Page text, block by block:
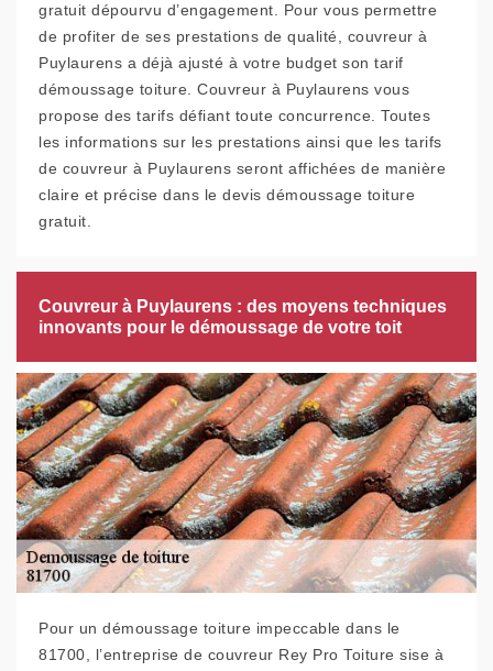
gratuit dépourvu d’engagement. Pour vous permettre
de profiter de ses prestations de qualité, couvreur à
Puylaurens a déjà ajusté à votre budget son tarif
démoussage toiture. Couvreur à Puylaurens vous
propose des tarifs défiant toute concurrence. Toutes
les informations sur les prestations ainsi que les tarifs
de couvreur à Puylaurens seront affichées de manière
claire et précise dans le devis démoussage toiture
gratuit.
Couvreur à Puylaurens : des moyens techniques
innovants pour le démoussage de votre toit
Pour un démoussage toiture impeccable dans le
81700, l’entreprise de couvreur Rey Pro Toiture sise à